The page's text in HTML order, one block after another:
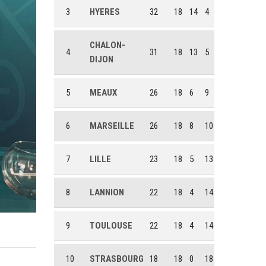
3 HYERES 32 18 14 4
4
CHALON-
DIJON
31 18 13 5
5 MEAUX 26 18 6 9
6 MARSEILLE 26 18 8 10
7 LILLE 23 18 5 13
8 LANNION 22 18 4 14
9 TOULOUSE 22 18 4 14
10 STRASBOURG 18 18 0 18